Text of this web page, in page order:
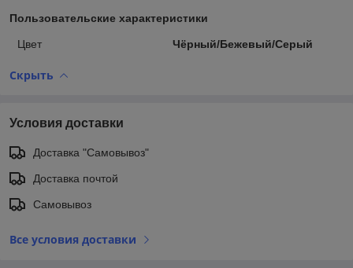
Пользовательские характеристики
Цвет Чёрный/Бежевый/Серый
Скрыть
Условия доставки
Доставка "Самовывоз"
Доставка почтой
Самовывоз
Все условия доставки